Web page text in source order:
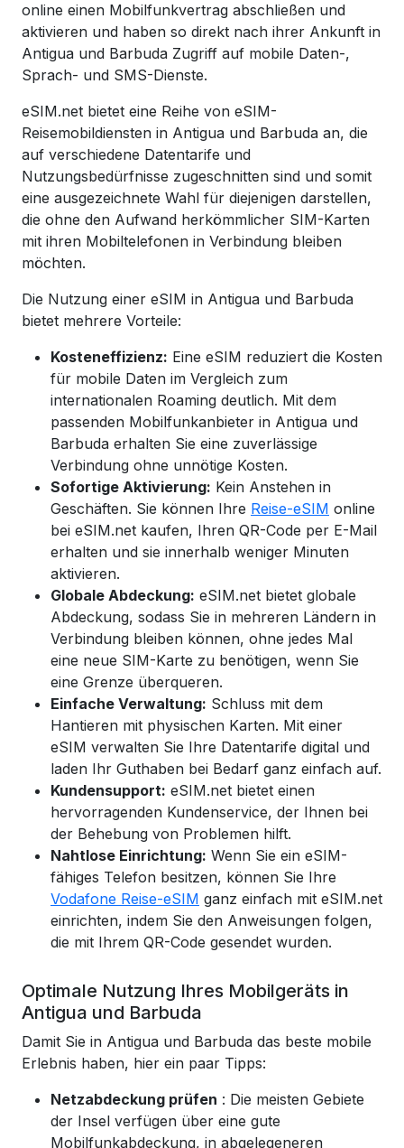
online einen Mobilfunkvertrag abschließen und
aktivieren und haben so direkt nach ihrer Ankunft in
Antigua und Barbuda Zugriff auf mobile Daten-,
Sprach- und SMS-Dienste.
eSIM.net bietet eine Reihe von eSIM-
Reisemobildiensten in Antigua und Barbuda an, die
auf verschiedene Datentarife und
Nutzungsbedürfnisse zugeschnitten sind und somit
eine ausgezeichnete Wahl für diejenigen darstellen,
die ohne den Aufwand herkömmlicher SIM-Karten
mit ihren Mobiltelefonen in Verbindung bleiben
möchten.
Die Nutzung einer eSIM in Antigua und Barbuda
bietet mehrere Vorteile:
Kosteneffizienz: Eine eSIM reduziert die Kosten
für mobile Daten im Vergleich zum
internationalen Roaming deutlich. Mit dem
passenden Mobilfunkanbieter in Antigua und
Barbuda erhalten Sie eine zuverlässige
Verbindung ohne unnötige Kosten.
Sofortige Aktivierung: Kein Anstehen in
Geschäften. Sie können Ihre Reise-eSIM online
bei eSIM.net kaufen, Ihren QR-Code per E-Mail
erhalten und sie innerhalb weniger Minuten
aktivieren.
Globale Abdeckung: eSIM.net bietet globale
Abdeckung, sodass Sie in mehreren Ländern in
Verbindung bleiben können, ohne jedes Mal
eine neue SIM-Karte zu benötigen, wenn Sie
eine Grenze überqueren.
Einfache Verwaltung: Schluss mit dem
Hantieren mit physischen Karten. Mit einer
eSIM verwalten Sie Ihre Datentarife digital und
laden Ihr Guthaben bei Bedarf ganz einfach auf.
Kundensupport: eSIM.net bietet einen
hervorragenden Kundenservice, der Ihnen bei
der Behebung von Problemen hilft.
Nahtlose Einrichtung: Wenn Sie ein eSIM-
fähiges Telefon besitzen, können Sie Ihre
Vodafone Reise-eSIM ganz einfach mit eSIM.net
einrichten, indem Sie den Anweisungen folgen,
die mit Ihrem QR-Code gesendet wurden.
Optimale Nutzung Ihres Mobilgeräts in
Antigua und Barbuda
Damit Sie in Antigua und Barbuda das beste mobile
Erlebnis haben, hier ein paar Tipps:
Netzabdeckung prüfen : Die meisten Gebiete
der Insel verfügen über eine gute
Mobilfunkabdeckung, in abgelegeneren